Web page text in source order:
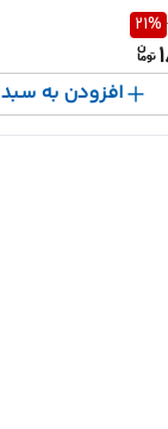
21%
افزودن به سبد